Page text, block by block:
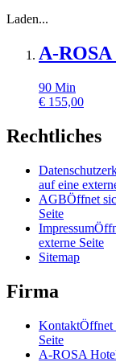
Laden...
A-
90 Min
€ 155,00
Rechtliches
auf eine
AGBÖffnet
Seite
Impressum
externe Seite
Sitemap
Firma
KontaktÖffnet
Seite
A-ROSA